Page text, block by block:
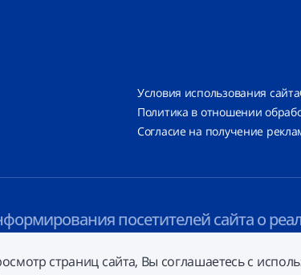
Условия использования сайта
Политика в отношении
Согласие на получение
посетителей сайта о
страниц сайта, Вы соглашаетесь с